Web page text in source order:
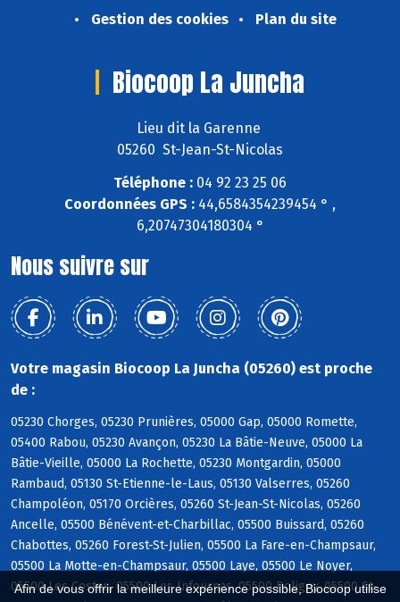
Afin de vous offrir la meilleure expérience possible, Biocoop utilise
Gestion des cookies
Plan du site
Biocoop La Juncha
Lieu dit la Garenne
05260 St-Jean-St-Nicolas
Téléphone : 04 92 23 25 06
Coordonnées GPS : 44,6584354239454 ° ,
6,20747304180304 °
Nous suivre sur
Votre magasin Biocoop La Juncha (05260) est proche
de :
05230 Chorges, 05230 Prunières, 05000 Gap, 05000 Romette,
05400 Rabou, 05230 Avançon, 05230 La Bâtie-Neuve, 05000 La
Bâtie-Vieille, 05000 La Rochette, 05230 Montgardin, 05000
Rambaud, 05130 St-Etienne-le-Laus, 05130 Valserres, 05260
Champoléon, 05170 Orcières, 05260 St-Jean-St-Nicolas, 05260
Ancelle, 05500 Bénévent-et-Charbillac, 05500 Buissard, 05260
Chabottes, 05260 Forest-St-Julien, 05500 La Fare-en-Champsaur,
05500 La Motte-en-Champsaur, 05500 Laye, 05500 Le Noyer,
05500 Les Costes, 05500 Les Infournas, 05500 Poligny, 05500 St-